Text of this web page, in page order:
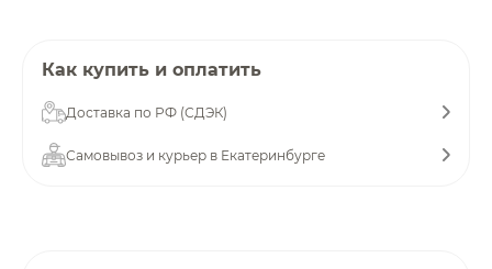
Как купить и оплатить
Доставка по РФ (СДЭК)
Самовывоз и курьер в Екатеринбурге
Подробнее
об оплате Плайтом